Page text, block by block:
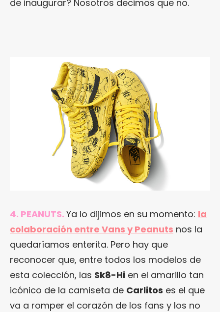
de inaugurar? Nosotros decimos que no.
4. PEANUTS. Ya lo dijimos en su momento: la
colaboración entre Vans y Peanuts nos la
quedaríamos enterita. Pero hay que
reconocer que, entre todos los modelos de
esta colección, las Sk8-Hi en el amarillo tan
icónico de la camiseta de Carlitos es el que
va a romper el corazón de los fans y los no